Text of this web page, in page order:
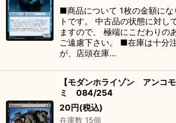
■商品について 1枚の金額にな
トです。 中古品の状態に対し
ますので、 極端にこだわりの
ご遠慮下さい。 ■在庫は十分
が、店頭在庫…
【モダンホライゾン アンコ
ミ 084/254
20円(税込)
在庫数 15個